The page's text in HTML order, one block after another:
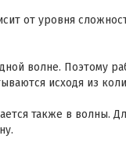
от уровня
волне. Поэтому
исходя из
также в волны.